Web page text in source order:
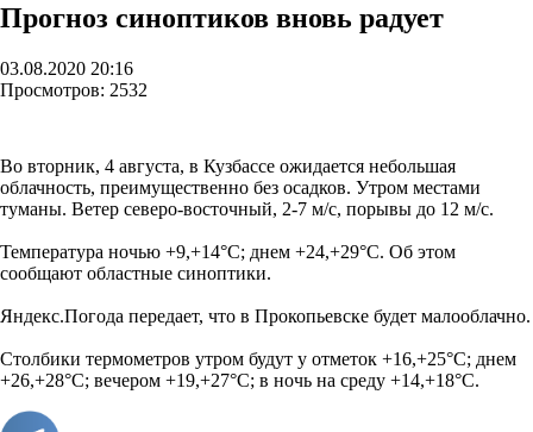
Прогноз синоптиков вновь радует
03.08.2020 20:16
Просмотров: 2532
Во вторник, 4 августа, в Кузбассе ожидается небольшая
облачность, преимущественно без осадков. Утром местами
туманы. Ветер северо-восточный, 2-7 м/с, порывы до 12 м/с.
Температура ночью +9,+14°С; днем +24,+29°С. Об этом
сообщают областные синоптики.
Яндекс.Погода передает, что в Прокопьевске будет малооблачно.
Столбики термометров утром будут у отметок +16,+25°С; днем
+26,+28°С; вечером +19,+27°С; в ночь на среду +14,+18°С.